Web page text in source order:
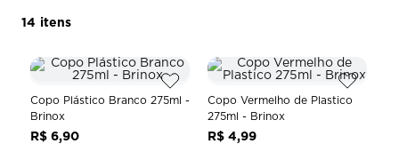
14
Copo Plástico Branco 275ml -
Brinox
R$ 6,90
Copo Vermelho de Plastico
275ml - Brinox
R$ 4,99
6º
ceramica
7º
prato tramontina 28 cm
9º
p